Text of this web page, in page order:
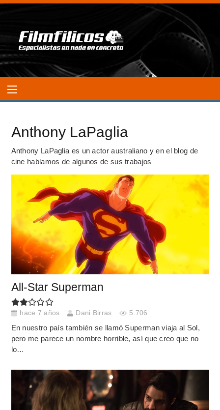
Anthony LaPaglia
Anthony LaPaglia es un actor australiano y en el blog de
cine hablamos de algunos de sus trabajos
All-Star Superman
hace 7 años Dani Birras 5.706
En nuestro país también se llamó Superman viaja al Sol,
pero me parece un nombre horrible, así que creo que no
lo…